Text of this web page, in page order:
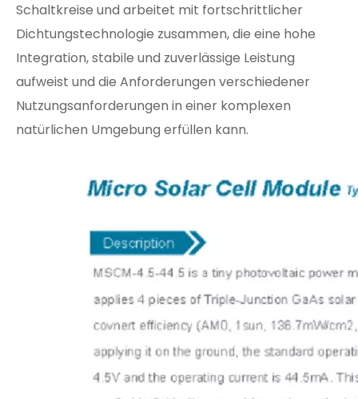
Schaltkreise und arbeitet mit fortschrittlicher
Dichtungstechnologie zusammen, die eine hohe
Integration, stabile und zuverlässige Leistung
aufweist und die Anforderungen verschiedener
Nutzungsanforderungen in einer komplexen
natürlichen Umgebung erfüllen kann.